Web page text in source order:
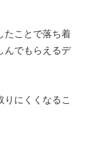
たことで落ち着
んでもらえるデ
りにくくなるこ